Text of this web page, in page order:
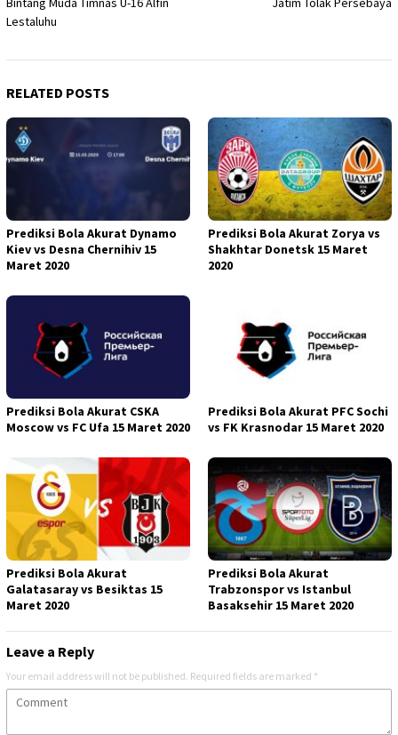
Lestaluhu
RELATED POSTS
Prediksi Bola Akurat Dynamo
Kiev vs Desna Chernihiv 15
Maret 2020
Prediksi Bola Akurat Zorya vs
Shakhtar Donetsk 15 Maret
2020
Prediksi Bola Akurat CSKA
Moscow vs FC Ufa 15 Maret 2020
Prediksi Bola Akurat PFC Sochi
vs FK Krasnodar 15 Maret 2020
Prediksi Bola Akurat
Galatasaray vs Besiktas 15
Maret 2020
Prediksi Bola Akurat
Trabzonspor vs Istanbul
Basaksehir 15 Maret 2020
Leave a Reply
Your email address will not be published. Required fields are marked *